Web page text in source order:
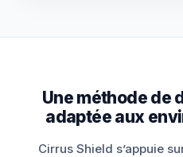
Une méthode de
adaptée aux
Cirrus Shield s’appuie